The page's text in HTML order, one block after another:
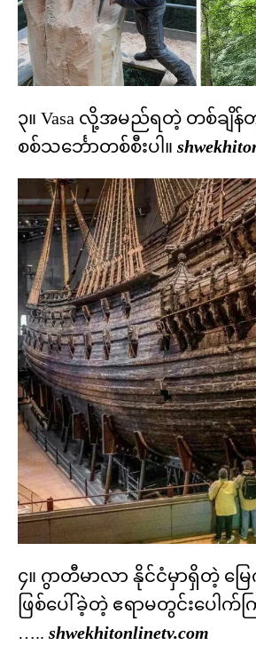
၃။ Vasa လို့အမည်ရတဲ့ တစ်ချိ
စစ်သင်္ဘောတစ်စီးပါ။
၄။ ဂွာတီမာလာ နိုင်ငံမှာရှိတဲ့ မ
ဖြစ်ပေါ်ခဲ့တဲ့ ဧရာမတွင်းပေါက်က
….. shwekhitonlinetv.com